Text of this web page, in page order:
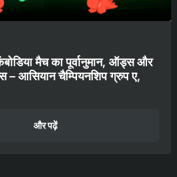
मैच का पूर्वानुमान, ऑड्स और
– आसियान चैम्पियनशिप ग्रुप ए,
और पढ़ें